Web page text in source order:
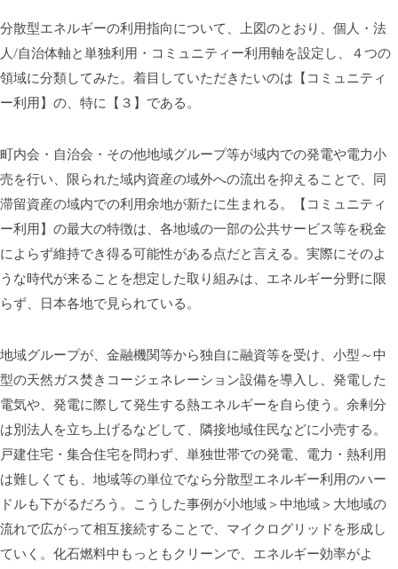
分散型エネルギーの利用指向について、上図のとおり、個人・法
人/自治体軸と単独利用・コミュニティー利用軸を設定し、４つの
領域に分類してみた。着目していただきたいのは【コミュニティ
ー利用】の、特に【３】である。
町内会・自治会・その他地域グループ等が域内での発電や電力小
売を行い、限られた域内資産の域外への流出を抑えることで、同
滞留資産の域内での利用余地が新たに生まれる。【コミュニティ
ー利用】の最大の特徴は、各地域の一部の公共サービス等を税金
によらず維持でき得る可能性がある点だと言える。実際にそのよ
うな時代が来ることを想定した取り組みは、エネルギー分野に限
らず、日本各地で見られている。
地域グループが、金融機関等から独自に融資等を受け、小型～中
型の天然ガス焚きコージェネレーション設備を導入し、発電した
電気や、発電に際して発生する熱エネルギーを自ら使う。余剰分
は別法人を立ち上げるなどして、隣接地域住民などに小売する。
戸建住宅・集合住宅を問わず、単独世帯での発電、電力・熱利用
は難しくても、地域等の単位でなら分散型エネルギー利用のハー
ドルも下がるだろう。こうした事例が小地域＞中地域＞大地域の
流れで広がって相互接続することで、マイクログリッドを形成し
ていく。化石燃料中もっともクリーンで、エネルギー効率がよ